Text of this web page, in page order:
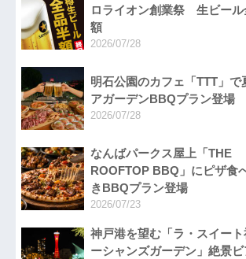
ロライオン創業祭 生ビール
額
2026/07/28
明石公園のカフェ「TTT」で
アガーデンBBQプラン登場
2026/07/28
なんばパークス屋上「THE
ROOFTOP BBQ」にピザ食
きBBQプラン登場
2026/07/23
神戸港を望む「ラ・スイート
ーシャンズガーデン」絶景